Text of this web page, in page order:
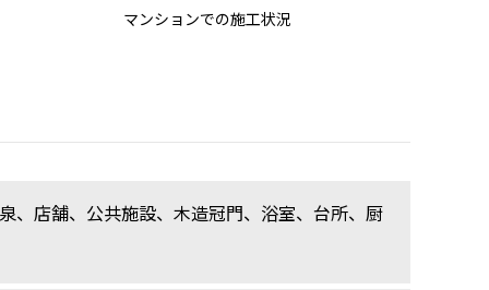
マンションでの施工状況
、店舗、公共施設、木造冠門、浴室、台所、厨